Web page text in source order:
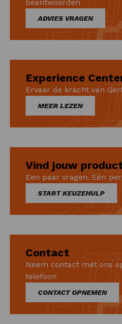
beantwoorden
ADVIES VRAGEN
Experience
Ervaar de kracht van
MEER LEZEN
Vind jouw
Een paar vragen. Eén
START KEUZEHULP
Contact
Neem contact met ons
telefoon
CONTACT OPNEMEN